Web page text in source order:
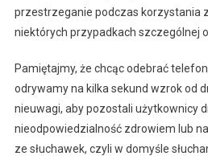
przestrzeganie podczas korzystania
niektórych przypadkach szczególnej
Pamiętajmy, że chcąc odebrać
odrywamy na kilka sekund wzrok od
nieuwagi, aby pozostali użytkownicy
nieodpowiedzialność zdrowiem lub
ze słuchawek, czyli w domyśle